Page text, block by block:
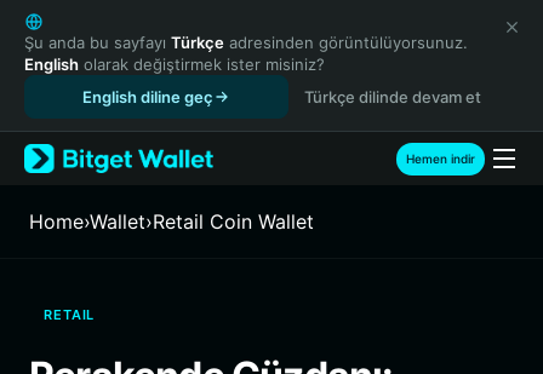
English
日本語
Tiếng Việt
Español (Latinoamérica)
Türkçe
Français
繁體中文
Bahasa Indonesia
Şu anda bu sayfayı Türkçe adresinden görüntülüyorsunuz.
English olarak değiştirmek ister misiniz?
English diline geç
Türkçe dilinde devam et
Hemen indir
Home›Wallet›Retail Coin Wallet
RETAIL